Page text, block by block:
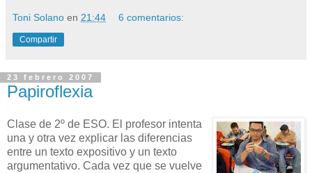
Toni Solano en 21:44 6 comentarios:
Compartir
23 febrero 2007
Papiroflexia
Clase de 2º de ESO. El profesor intenta
una y otra vez explicar las diferencias
entre un texto expositivo y un texto
argumentativo. Cada vez que se vuelve